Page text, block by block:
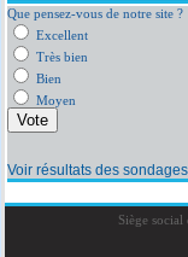
Que pensez-vous de notre site ?
Excellent
Très bien
Bien
Moyen
Voir résultats des sondages
Siège